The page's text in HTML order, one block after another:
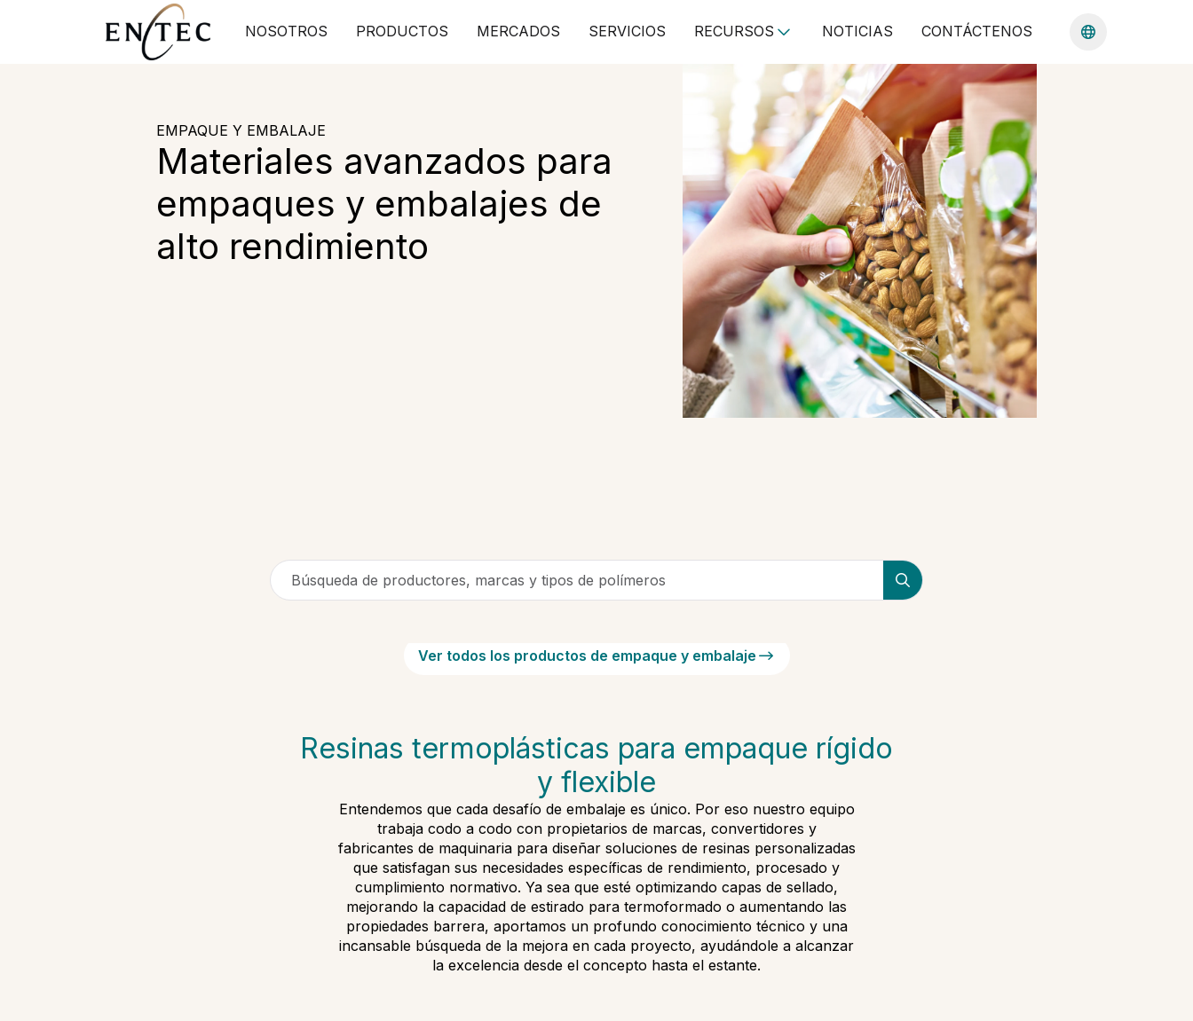
NOSOTROS PRODUCTOS MERCADOS SERVICIOS RECURSOS NOTICIAS CONTÁCTENOS
EMPAQUE Y EMBALAJE
Materiales avanzados para
empaques y embalajes de
alto rendimiento
Búsqueda de productores, marcas y tipos de polímeros
Ver todos los productos de empaque y embalaje
Resinas termoplásticas para empaque rígido
y flexible
Entendemos que cada desafío de embalaje es único. Por eso nuestro equipo
trabaja codo a codo con propietarios de marcas, convertidores y
fabricantes de maquinaria para diseñar soluciones de resinas personalizadas
que satisfagan sus necesidades específicas de rendimiento, procesado y
cumplimiento normativo. Ya sea que esté optimizando capas de sellado,
mejorando la capacidad de estirado para termoformado o aumentando las
propiedades barrera, aportamos un profundo conocimiento técnico y una
incansable búsqueda de la mejora en cada proyecto, ayudándole a alcanzar
la excelencia desde el concepto hasta el estante.